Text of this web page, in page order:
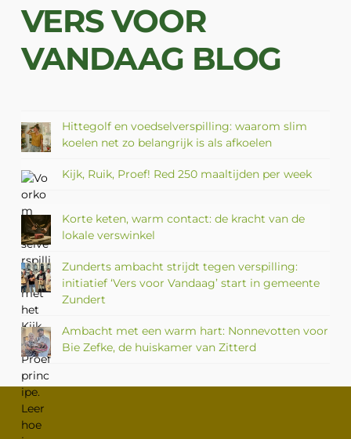
VERS VOOR
VANDAAG BLOG
Hittegolf en voedselverspilling: waarom slim
koelen net zo belangrijk is als afkoelen
Kijk, Ruik, Proef! Red 250 maaltijden per week
Korte keten, warm contact: de kracht van de
lokale verswinkel
Zunderts ambacht strijdt tegen verspilling:
initiatief ‘Vers voor Vandaag’ start in gemeente
Zundert
Ambacht met een warm hart: Nonnevotten voor
Bie Zefke, de huiskamer van Zitterd